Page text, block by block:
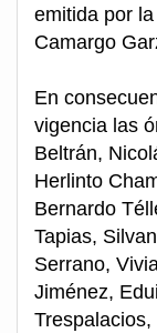
emitida por
Camargo
En
vigencia las
Beltrán,
Herlinto
Bernardo
Tapias,
Serrano,
Jiménez,